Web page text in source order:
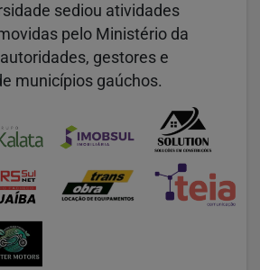
sediou atividades
pelo Ministério da
gestores e
municípios gaúchos.